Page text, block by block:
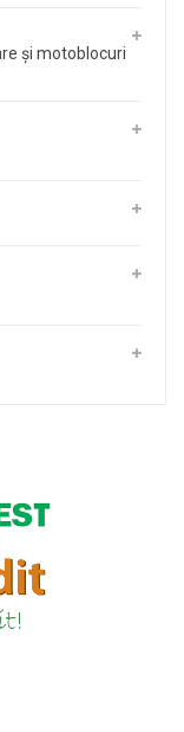
și motoblocuri